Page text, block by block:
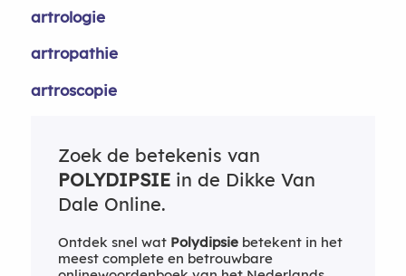
artrologie
artropathie
artroscopie
Zoek de betekenis van
POLYDIPSIEin de Dikke Van
Dale Online.
Ontdek snel wat Polydipsiebetekent in het
meest complete en betrouwbare